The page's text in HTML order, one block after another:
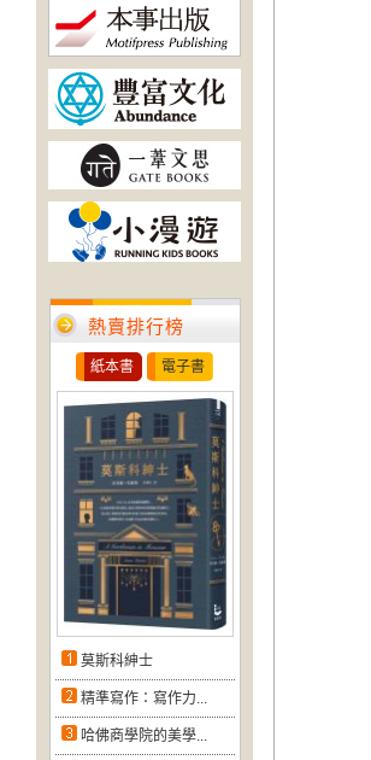
熱賣排行榜
紙本書 電子書
莫斯科紳士
精準寫作：寫作力...
哈佛商學院的美學...